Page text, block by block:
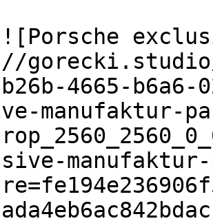
4665-
manufaktur-
manufaktur-